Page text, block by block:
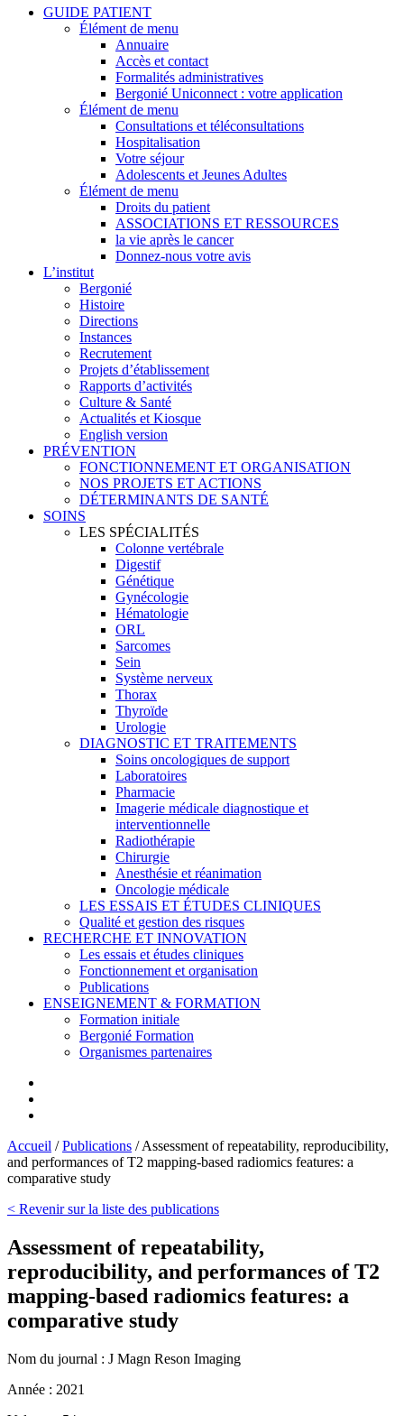
GUIDE PATIENT
Élément de menu
Annuaire
Accès et contact
Formalités administratives
Bergonié Uniconnect : votre application
Élément de menu
Consultations et téléconsultations
Hospitalisation
Votre séjour
Adolescents et Jeunes Adultes
Élément de menu
Droits du patient
ASSOCIATIONS ET RESSOURCES
la vie après le cancer
Donnez-nous votre avis
L’institut
Bergonié
Histoire
Directions
Instances
Recrutement
Projets d’établissement
Rapports d’activités
Culture & Santé
Actualités et Kiosque
English version
PRÉVENTION
FONCTIONNEMENT ET ORGANISATION
NOS PROJETS ET ACTIONS
DÉTERMINANTS DE SANTÉ
SOINS
LES SPÉCIALITÉS
Colonne vertébrale
Digestif
Génétique
Gynécologie
Hématologie
ORL
Sarcomes
Sein
Système nerveux
Thorax
Thyroïde
Urologie
DIAGNOSTIC ET TRAITEMENTS
Soins oncologiques de support
Laboratoires
Pharmacie
Imagerie médicale diagnostique et
interventionnelle
Radiothérapie
Chirurgie
Anesthésie et réanimation
Oncologie médicale
LES ESSAIS ET ÉTUDES CLINIQUES
Qualité et gestion des risques
RECHERCHE ET INNOVATION
Les essais et études cliniques
Fonctionnement et organisation
Publications
ENSEIGNEMENT & FORMATION
Formation initiale
Bergonié Formation
Organismes partenaires
Accueil /Publications /Assessment of repeatability, reproducibility,
and performances of T2 mapping-based radiomics features: a
comparative study
< Revenir sur la liste des publications
Assessment of repeatability,
reproducibility, and performances of T2
mapping-based radiomics features: a
comparative study
Nom du journal : J Magn Reson Imaging
Année : 2021